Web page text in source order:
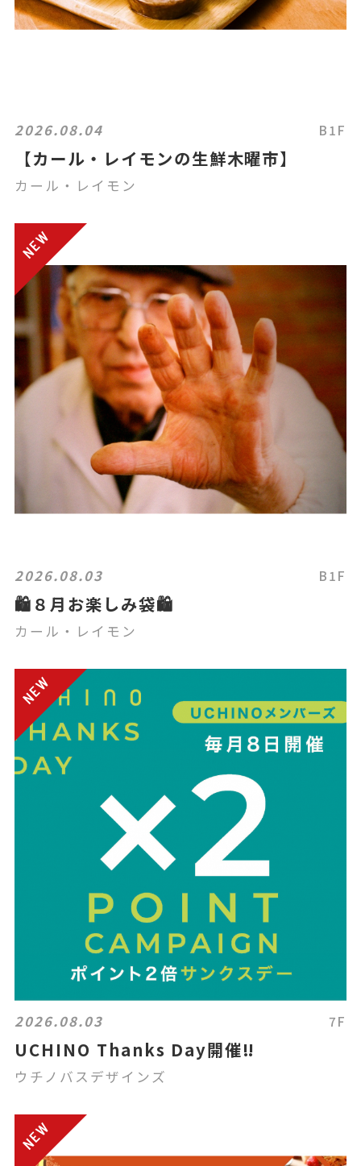
2026.08.04 B1F
【カール・レイモンの生鮮木曜市】
カール・レイモン
2026.08.03 B1F
🛍８月お楽しみ袋🛍
カール・レイモン
2026.08.03 7F
UCHINO Thanks Day開催‼︎
ウチノバスデザインズ